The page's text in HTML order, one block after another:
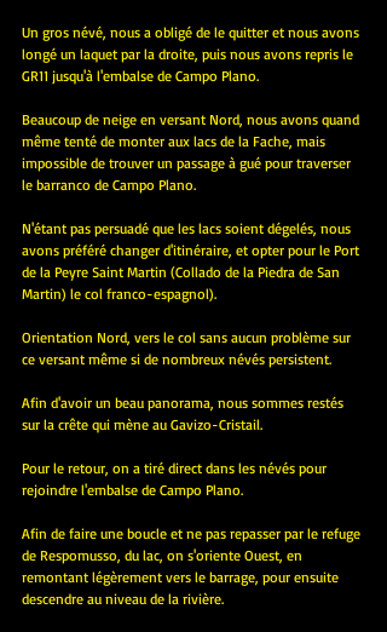
Un gros névé, nous a obligé de le quitter et nous avons
longé un laquet par la droite, puis nous avons repris le
GR11 jusqu'à l'embalse de Campo Plano.
Beaucoup de neige en versant Nord, nous avons quand
même tenté de monter aux lacs de la Fache, mais
impossible de trouver un passage à gué pour traverser
le barranco de Campo Plano.
N'étant pas persuadé que les lacs soient dégelés, nous
avons préféré changer d'itinéraire, et opter pour le Port
de la Peyre Saint Martin (Collado de la Piedra de San
Martin) le col franco-espagnol).
Orientation Nord, vers le col sans aucun problème sur
ce versant même si de nombreux névés persistent.
Afin d'avoir un beau panorama, nous sommes restés
sur la crête qui mène au Gavizo-Cristail.
Pour le retour, on a tiré direct dans les névés pour
rejoindre l'embalse de Campo Plano.
Afin de faire une boucle et ne pas repasser par le refuge
de Respomusso, du lac, on s'oriente Ouest, en
remontant légèrement vers le barrage, pour ensuite
descendre au niveau de la rivière.